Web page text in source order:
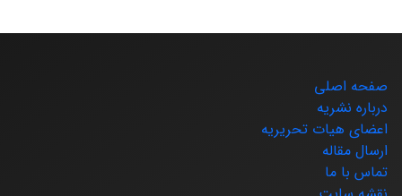
صفحه اصلی
درباره نشریه
اعضای هیات تحریریه
ارسال مقاله
تماس با ما